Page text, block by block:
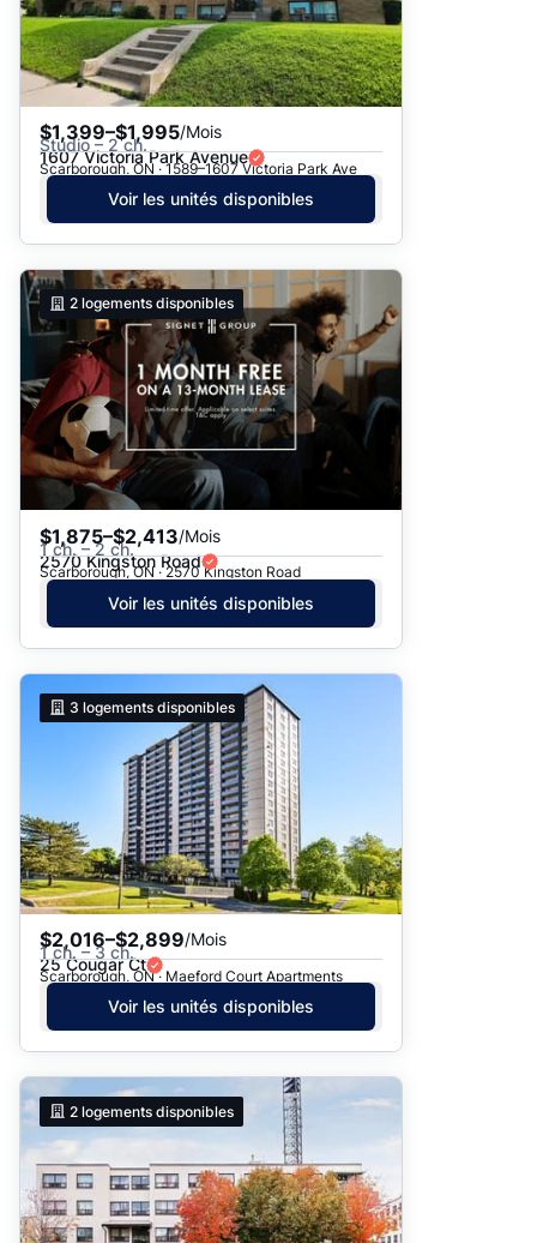
$1,399–$1,995/Mois
Studio – 2 ch.
1607 Victoria Park Avenue
Scarborough, ON · 1589–1607 Victoria Park Ave
Voir les unités disponibles
2 logements disponibles
$1,875–$2,413/Mois
1 ch. – 2 ch.
2570 Kingston Road
Scarborough, ON · 2570 Kingston Road
Voir les unités disponibles
3 logements disponibles
$2,016–$2,899/Mois
1 ch. – 3 ch.
25 Cougar Ct
Scarborough, ON · Maeford Court Apartments
Voir les unités disponibles
2 logements disponibles